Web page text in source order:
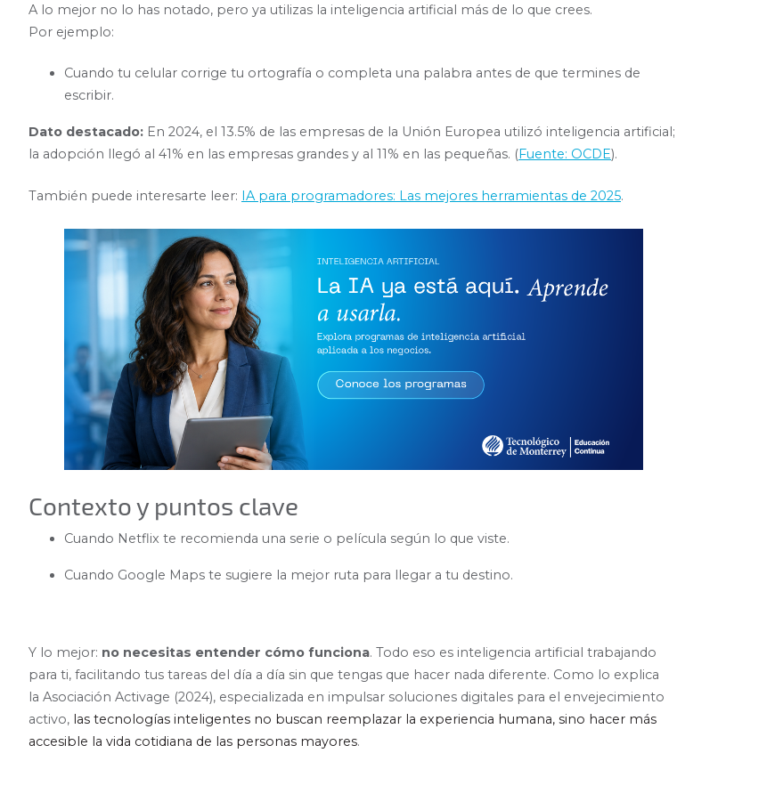
A lo mejor no lo has notado, pero ya utilizas la inteligencia artificial más de lo que crees.
Por ejemplo:
Cuando tu celular corrige tu ortografía o completa una palabra antes de que termines de
escribir.
Dato destacado: En 2024, el 13.5% de las empresas de la Unión Europea utilizó inteligencia artificial;
la adopción llegó al 41% en las empresas grandes y al 11% en las pequeñas. (Fuente: OCDE).
También puede interesarte leer: IA para programadores: Las mejores herramientas de 2025.
Contexto y puntos clave
Cuando Netflix te recomienda una serie o película según lo que viste.
Cuando Google Maps te sugiere la mejor ruta para llegar a tu destino.
Y lo mejor: no necesitas entender cómo funciona. Todo eso es inteligencia artificial trabajando
para ti, facilitando tus tareas del día a día sin que tengas que hacer nada diferente. Como lo explica
la Asociación Activage (2024), especializada en impulsar soluciones digitales para el envejecimiento
activo, las tecnologías inteligentes no buscan reemplazar la experiencia humana, sino hacer más
accesible la vida cotidiana de las personas mayores.